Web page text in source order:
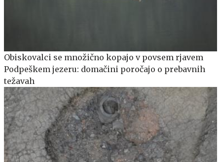
Obiskovalci se množično kopajo v povsem rjavem
Podpeškem jezeru: domačini poročajo o prebavnih
težavah